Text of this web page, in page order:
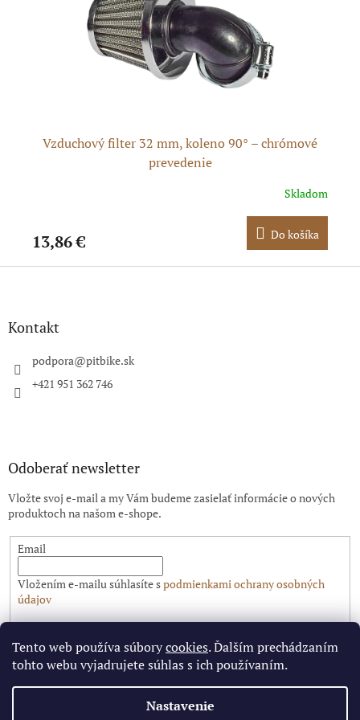
Tento web používa súborycookies. Ďalším prechádzaním
tohto webu vyjadrujete súhlas s ich používaním.
Nastavenie
Vzduchový filter 32 mm, koleno 90° – chrómové
prevedenie
Skladom
13,86 € Do košíka
Z
Kontakt
podpora@pitbike.sk
+421 951 362 746
Odoberať newsletter
Vložte svoj e-mail a my Vám budeme zasielať informácie o nových
produktoch na našom e-shope.
Email
Vložením e-mailu súhlasíte spodmienkami ochrany osobných
údajov
Vytvoril Shoptet